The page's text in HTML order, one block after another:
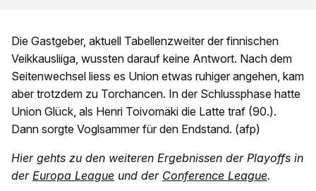
Die Gastgeber, aktuell Tabellenzweiter der finnischen
Veikkausliiga, wussten darauf keine Antwort. Nach dem
Seitenwechsel liess es Union etwas ruhiger angehen, kam
aber trotzdem zu Torchancen. In der Schlussphase hatte
Union Glück, als Henri Toivomäki die Latte traf (90.).
Dann sorgte Voglsammer für den Endstand. (afp)
Hier gehts zu den weiteren Ergebnissen der Playoffs in
der Europa League und der Conference League.